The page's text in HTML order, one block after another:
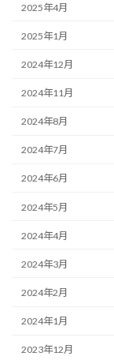
2025年4月
2025年1月
2024年12月
2024年11月
2024年8月
2024年7月
2024年6月
2024年5月
2024年4月
2024年3月
2024年2月
2024年1月
2023年12月